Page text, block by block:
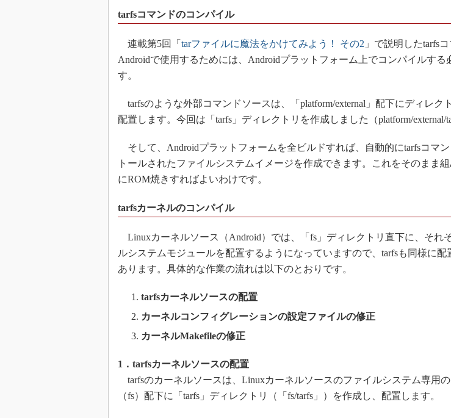
tarfsコマンドのコンパイル
連載第5回「 tarファイルに魔法をかけてみよう！ その2 」で説明したtarfsコ
Androidで使用するためには、Androidプラットフォーム上でコンパイルする
す。
tarfsのような外部コマンドソースは、「platform/external」配下にディレク
配置します。今回は「tarfs」ディレクトリを作成しました（platform/external/
そして、Androidプラットフォームを全ビルドすれば、自動的にtarfsコマ
トールされたファイルシステムイメージを作成できます。これをそのまま
にROM焼きすればよいわけです。
tarfsカーネルのコンパイル
Linuxカーネルソース（Android）では、「fs」ディレクトリ直下に、それ
ルシステムモジュールを配置するようになっていますので、tarfsも同様に配
あります。具体的な作業の流れは以下のとおりです。
tarfsカーネルソースの配置
カーネルコンフィグレーションの設定ファイルの修正
カーネルMakefileの修正
1．tarfsカーネルソースの配置
tarfsのカーネルソースは、Linuxカーネルソースのファイルシステム専用の
（fs）配下に「tarfs」ディレクトリ（「fs/tarfs」）を作成し、配置します。